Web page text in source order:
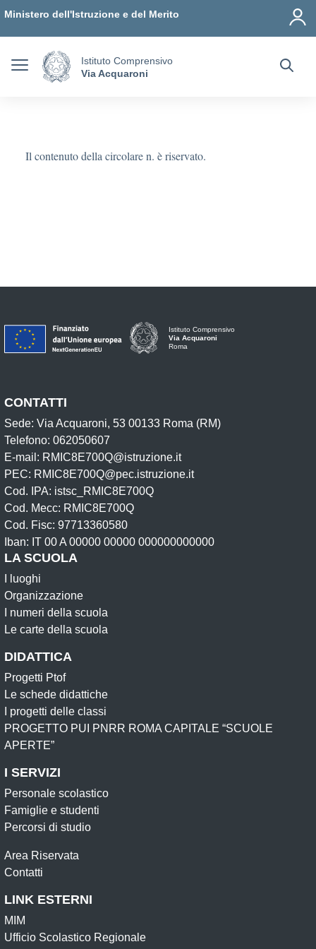
Ministero dell'Istruzione e del Merito
Istituto Comprensivo
Via Acquaroni
Il contenuto della circolare n. è riservato.
Istituto Comprensivo
Via Acquaroni
Roma
CONTATTI
Sede: Via Acquaroni, 53 00133 Roma (RM)
Telefono: 062050607
E-mail: RMIC8E700Q@istruzione.it
PEC: RMIC8E700Q@pec.istruzione.it
Cod. IPA: istsc_RMIC8E700Q
Cod. Mecc: RMIC8E700Q
Cod. Fisc: 97713360580
Iban: IT 00 A 00000 00000 000000000000
LA SCUOLA
I luoghi
Organizzazione
I numeri della scuola
Le carte della scuola
DIDATTICA
Progetti Ptof
Le schede didattiche
I progetti delle classi
PROGETTO PUI PNRR ROMA CAPITALE “SCUOLE
APERTE”
I SERVIZI
Personale scolastico
Famiglie e studenti
Percorsi di studio
Area Riservata
Contatti
LINK ESTERNI
MIM
Ufficio Scolastico Regionale